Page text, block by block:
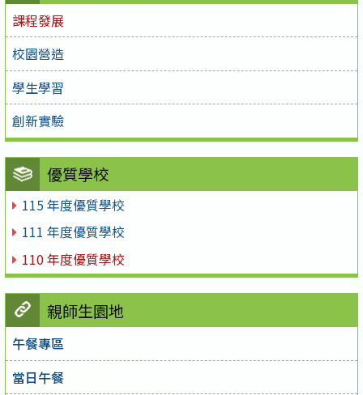
課程發展
校園營造
學生學習
創新實驗
優質學校
115 年度優質學校
111 年度優質學校
110 年度優質學校
親師生園地
午餐專區
當日午餐